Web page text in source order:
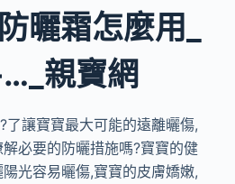
曬霜怎麼用_
親寶網
了讓寶寶最大可能的遠離曬傷,
必要的防曬措施嗎?寶寶的健
光容易曬傷,寶寶的皮膚嬌嫩,